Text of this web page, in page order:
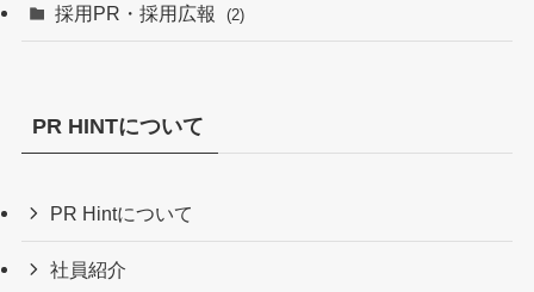
採用PR・採用広報 (2)
PR HINTについて
PR Hintについて
社員紹介